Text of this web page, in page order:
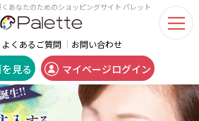
あなたのためのショッピングサイト パレット
よくあるご質問 お問い合わせ
見る マイページログイン